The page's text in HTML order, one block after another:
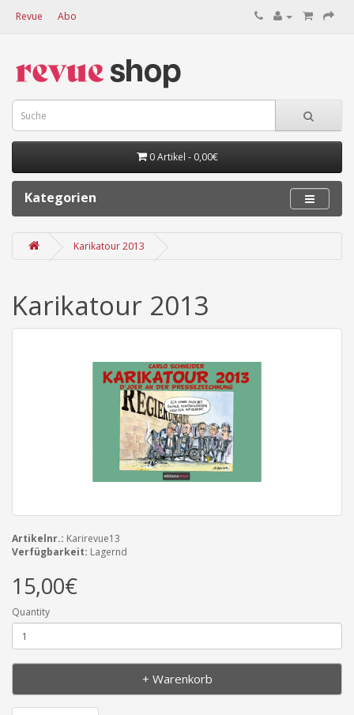
Revue Abo
0 Artikel - 0,00€
Kategorien
Karikatour 2013
Karikatour 2013
Artikelnr.: Karirevue13
Verfügbarkeit: Lagernd
15,00€
Quantity
+ Warenkorb